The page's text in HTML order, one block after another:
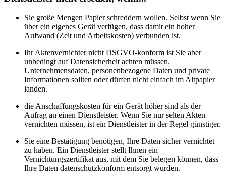
Sie große Mengen Papier schreddern wollen. Selbst wenn Sie
über ein eigenes Gerät verfügen, dass damit ein hoher
Aufwand (Zeit und Arbeitskosten) verbunden ist.
Ihr Aktenvernichter nicht DSGVO-konform ist Sie aber
unbedingt auf Datensicherheit achten müssen.
Unternehmensdaten, personenbezogene Daten und private
Informationen sollten oder dürfen nicht einfach im Altpapier
landen.
die Anschaffungskosten für ein Gerät höher sind als der
Aufrag an einen Dienstleister. Wenn Sie nur selten Akten
vernichten müssen, ist ein Dienstleister in der Regel günstiger.
Sie eine Bestätigung benötigen, Ihre Daten sicher vernichtet
zu haben. Ein Dienstleister stellt Ihnen ein
Vernichtungszertifikat aus, mit dem Sie belegen können, dass
Ihre Daten datenschutzkonform entsorgt wurden.